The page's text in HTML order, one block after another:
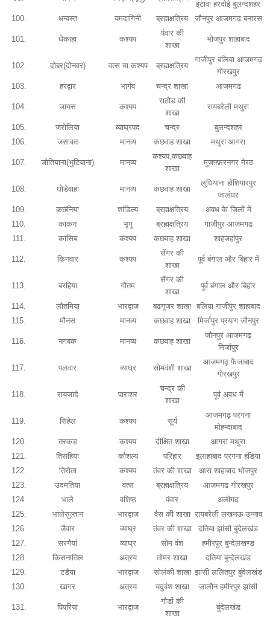
इटावा हरदोई बुलन्दशहर
100.
धन्वस्त यमदागिनी ब्रह्मक्षत्रिय जौनपुर आजमगढ़ बनारस
101. धेकाहा कश्यप
पंवार की
शाखा
भोजपुर शाहाबाद
102. दोबर(दोनवर) वत्स या कश्यप ब्रह्मक्षत्रिय
गाजीपुर बलिया आजमगढ़
गोरखपुर
103.
हरद्वार भार्गव चन्द्र शाखा आजमगढ
104. जायस कश्यप
राठौड की
शाखा
रायबरेली मथुरा
105. जरोलिया व्याघ्रपद चन्द्र
बुलन्दशहर
106.
जसावत मानव्य कछवाह शाखा मथुरा आगरा
107. जोतियाना(भुटियाना) मानव्य
कश्यप,कछवाह
शाखा
मुजफ़्फ़रनगर मेरठ
108. घोडेवाहा मानव्य कछवाह शाखा
लुधियाना होशियारपुर
जालंधर
109.
कछनिया शांडिल्य ब्रह्मक्षत्रिय
अवध के जिलों में
110.
काकन भृगु ब्रह्मक्षत्रिय
गाजीपुर आजमगढ
111.
कासिब कश्यप कछवाह शाखा शाहजहांपुर
112. किनवार कश्यप
सेंगर की
शाखा
पूर्व बंगाल और बिहार में
113. बरहिया गौतम
सेंगर की
शाखा
पूर्व बंगाल और बिहार
114. लौतमिया भारद्वाज बढगूजर शाखा बलिया गाजीपुर शाहाबाद
115.
मौनस मानव्य कछवाह शाखा मिर्जापुर प्रयाग जौनपुर
116. नगबक मानव्य कछवाह शाखा
जौनपुर आजमगढ़
मिर्जापुर
117. पलवार व्याघ्र सोमवंशी शाखा
आजमगढ़ फैजाबाद
गोरखपुर
118. रायजादे पाराशर
चन्द्र की
शाखा
पूर्व अवध में
119. सिंहेल कश्यप सूर्य
आजमगढ़ परगना
मोहम्दाबाद
120.
तरकड कश्यप दीक्षित शाखा
आगरा मथुरा
121.
तिसहिया कौशल्य परिहार
इलाहाबाद परगना हंडिया
122.
तिरोता कश्यप तंवर की शाखा
आरा शाहाबाद भोजपुर
123.
उदमतिया वत्स ब्रह्मक्षत्रिय
आजमगढ गोरखपुर
124.
भाले वशिष्ठ पंवार
अलीगढ
125.
भालेसुल्तान भारद्वाज वैस की शाखा रायबरेली लखनऊ उन्नाव
126.
जैवार व्याघ्र तंवर की शाखा
दतिया झांसी बुंदेलखंड
127.
सरगैयां व्याघ्र सोम वंश
हमीरपुर बुन्देलखण्ड
128.
किसनातिल अत्रय तोमर शाखा
दतिया बुन्देलखंड
129.
टडैया भारद्वाज सोलंकी शाखा झांसी ललितपुर बुंदेलखंड
130.
खागर अत्रय यदुवंश शाखा जालौन हमीरपुर झांसी
131. पिपरिया भारद्वाज
गौडों की
शाखा
बुंदेलखंड